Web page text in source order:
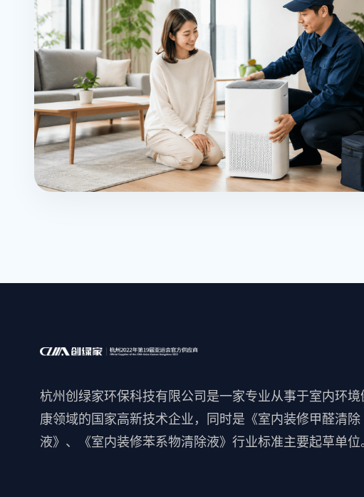
杭州创绿家环保科技有限公司是一家专业从事于室内环境
康领域的国家高新技术企业，同时是《室内装修甲醛清除
液》、《室内装修苯系物清除液》行业标准主要起草单位